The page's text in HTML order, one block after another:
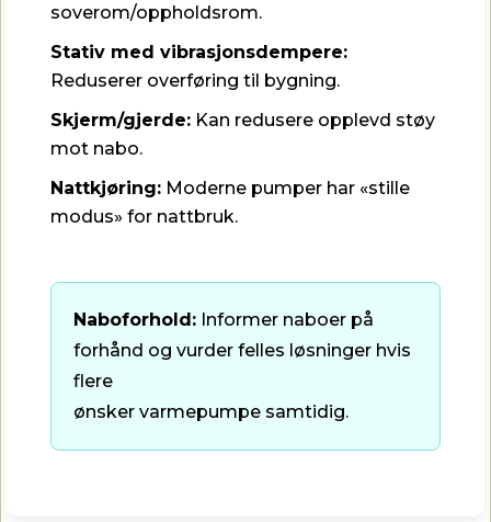
soverom/oppholdsrom.
Stativ med vibrasjonsdempere:
Reduserer overføring til bygning.
Skjerm/gjerde: Kan redusere opplevd støy
mot nabo.
Nattkjøring: Moderne pumper har «stille
modus» for nattbruk.
Naboforhold: Informer naboer på
forhånd og vurder felles løsninger hvis
flere
ønsker varmepumpe samtidig.